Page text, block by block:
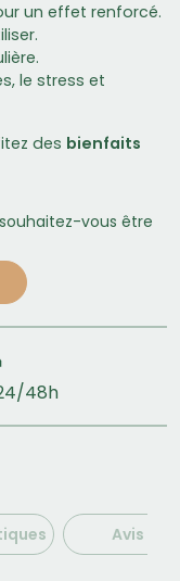
un effet renforcé.
le stress et
des bienfaits
vous être
48h
Avis (4)